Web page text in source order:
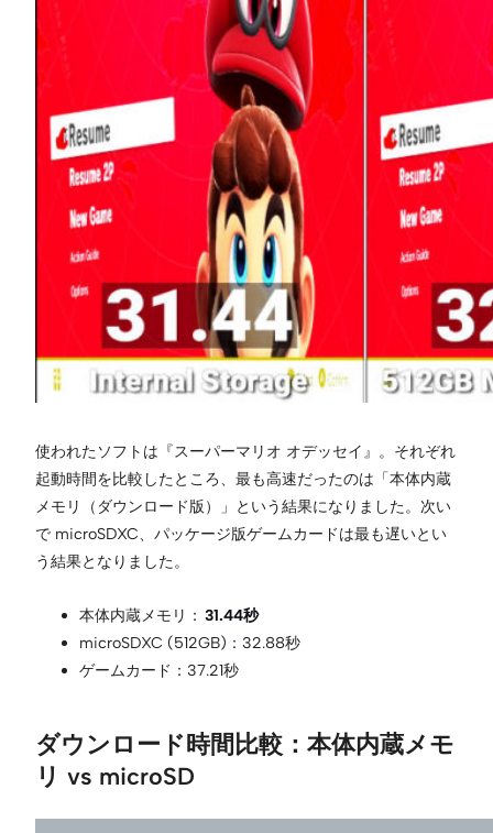
使われたソフトは『スーパーマリオ オデッセイ』。それぞれ
起動時間を比較したところ、最も高速だったのは「本体内蔵
メモリ（ダウンロード版）」という結果になりました。次い
で microSDXC、パッケージ版ゲームカードは最も遅いとい
う結果となりました。
本体内蔵メモリ： 31.44秒
microSDXC (512GB)：32.88秒
ゲームカード：37.21秒
ダウンロード時間比較：本体内蔵メモ
リ vs microSD